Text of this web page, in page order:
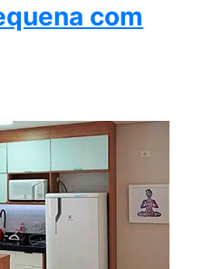
com